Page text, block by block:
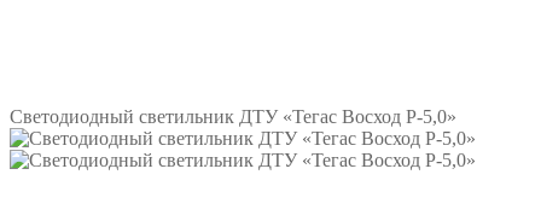
Светодиодный светильник ДТУ «Тегас Восход Р-5,0»